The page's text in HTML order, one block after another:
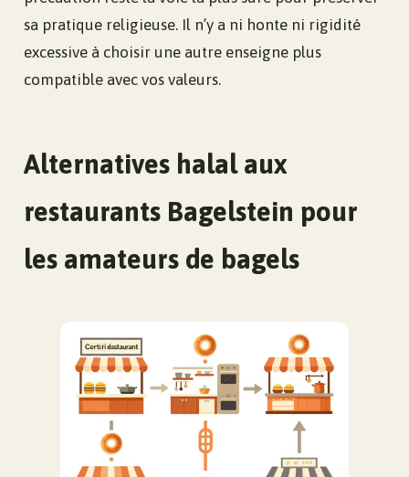
sa pratique religieuse. Il n’y a ni honte ni rigidité
excessive à choisir une autre enseigne plus
compatible avec vos valeurs.
Alternatives halal aux
restaurants Bagelstein pour
les amateurs de bagels